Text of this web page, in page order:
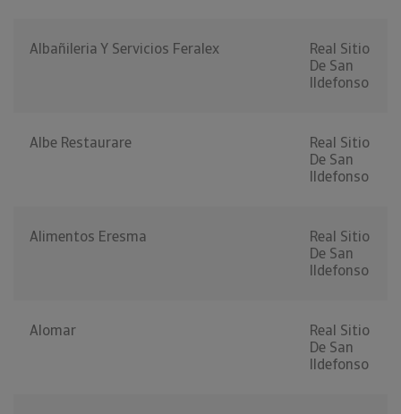
Albañileria Y Servicios Feralex
Real Sitio
De San
Ildefonso
Albe Restaurare
Real Sitio
De San
Ildefonso
Alimentos Eresma
Real Sitio
De San
Ildefonso
Alomar
Real Sitio
De San
Ildefonso